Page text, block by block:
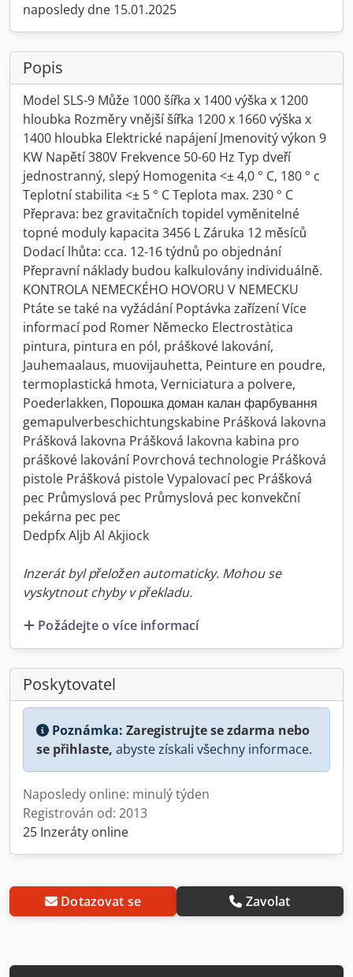
naposledy dne 15.01.2025
Popis
Model SLS-9 Může 1000 šířka x 1400 výška x 1200
hloubka Rozměry vnější šířka 1200 x 1660 výška x
1400 hloubka Elektrické napájení Jmenovitý výkon 9
KW Napětí 380V Frekvence 50-60 Hz Typ dveří
jednostranný, slepý Homogenita <± 4,0 ° C, 180 ° c
Teplotní stabilita <± 5 ° C Teplota max. 230 ° C
Přeprava: bez gravitačních topidel vyměnitelné
topné moduly kapacita 3456 L Záruka 12 měsíců
Dodací lhůta: cca. 12-16 týdnů po objednání
Přepravní náklady budou kalkulovány individuálně.
KONTROLA NEMECKÉHO HOVORU V NEMECKU
Ptáte se také na vyžádání Poptávka zařízení Více
informací pod Romer Německo Electrostàtica
pintura, pintura en pól, práškové lakování,
Jauhemaalaus, muovijauhetta, Peinture en poudre,
termoplastická hmota, Verniciatura a polvere,
Poederlakken, Порошка доман калан фарбування
gemapulverbeschichtungskabine Prášková lakovna
Prášková lakovna Prášková lakovna kabina pro
práškové lakování Povrchová technologie Prášková
pistole Prášková pistole Vypalovací pec Prášková
pec Průmyslová pec Průmyslová pec konvekční
pekárna pec pec
Dedpfx Aljb Al Akjiock
Inzerát byl přeložen automaticky. Mohou se
vyskytnout chyby v překladu.
Požádejte o více informací
Poskytovatel
Poznámka: Zaregistrujte se zdarma nebo
se přihlaste, abyste získali všechny informace.
Naposledy online: minulý týden
Registrován od: 2013
25 Inzeráty online
Dotazovat se Zavolat